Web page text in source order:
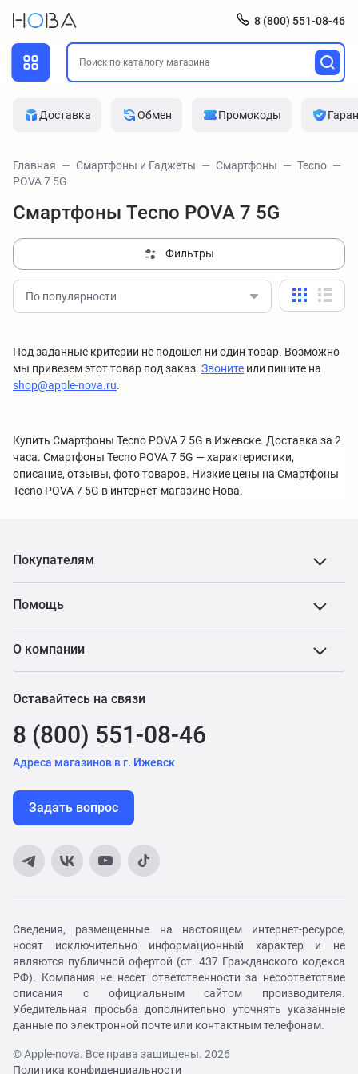
8 (800) 551-08-46
Доставка Обмен Промокоды
Главная Смартфоны и Гаджеты Смартфоны
Tecno
POVA 7 5G
Смартфоны Tecno POVA 7 5G
Фильтры
По популярности
Под заданные критерии не подошел ни один товар. Возможно
мы привезем этот товар под заказ. Звоните или пишите на
shop@apple-nova.ru.
Купить Смартфоны Tecno POVA 7 5G в Ижевске. Доставка за 2
часа. Смартфоны Tecno POVA 7 5G — характеристики,
описание, отзывы, фото товаров. Низкие цены на Смартфоны
Tecno POVA 7 5G в интернет-магазине Нова.
Покупателям
Помощь
О компании
Оставайтесь на связи
8 (800) 551-08-46
Адреса магазинов в г. Ижевск
Задать вопрос
Сведения, размещенные на настоящем интернет-ресурсе,
носят исключительно информационный характер и не
являются публичной офертой (ст. 437 Гражданского кодекса
РФ). Компания не несет ответственности за несоответствие
описания с официальным сайтом производителя.
Убедительная просьба дополнительно уточнять указанные
данные по электронной почте или контактным телефонам.
© Apple-nova. Все права защищены. 2026
Политика конфиденциальности